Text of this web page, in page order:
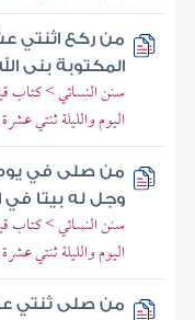
من ركع اثنتي
المكتوبة بنى
سنن النسائي > كتاب
اليوم والليلة ثنتي
من صلى في يوم
وجل له بيتا في
سنن النسائي > كتاب
اليوم والليلة ثنتي
من صلى ثنتي